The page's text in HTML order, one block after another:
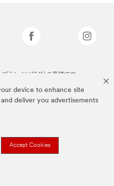
device to enhance site
deliver you advertisements
Accept Cookies
ランドは3M社の商標です。